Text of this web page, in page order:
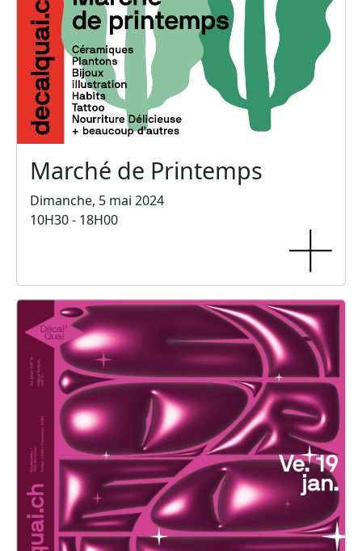
Marché de Printemps
Dimanche, 5 mai 2024
10H30 - 18H00